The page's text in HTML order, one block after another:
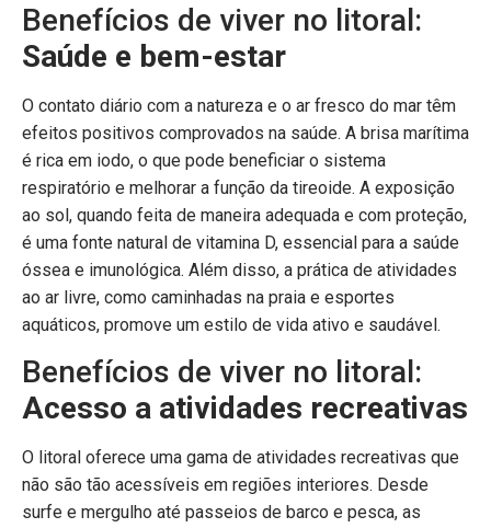
Benefícios de viver no litoral:
Saúde e bem-estar
O contato diário com a natureza e o ar fresco do mar têm
efeitos positivos comprovados na saúde. A brisa marítima
é rica em iodo, o que pode beneficiar o sistema
respiratório e melhorar a função da tireoide. A exposição
ao sol, quando feita de maneira adequada e com proteção,
é uma fonte natural de vitamina D, essencial para a saúde
óssea e imunológica. Além disso, a prática de atividades
ao ar livre, como caminhadas na praia e esportes
aquáticos, promove um estilo de vida ativo e saudável.
Benefícios de viver no litoral:
Acesso a atividades recreativas
O litoral oferece uma gama de atividades recreativas que
não são tão acessíveis em regiões interiores. Desde
surfe e mergulho até passeios de barco e pesca, as